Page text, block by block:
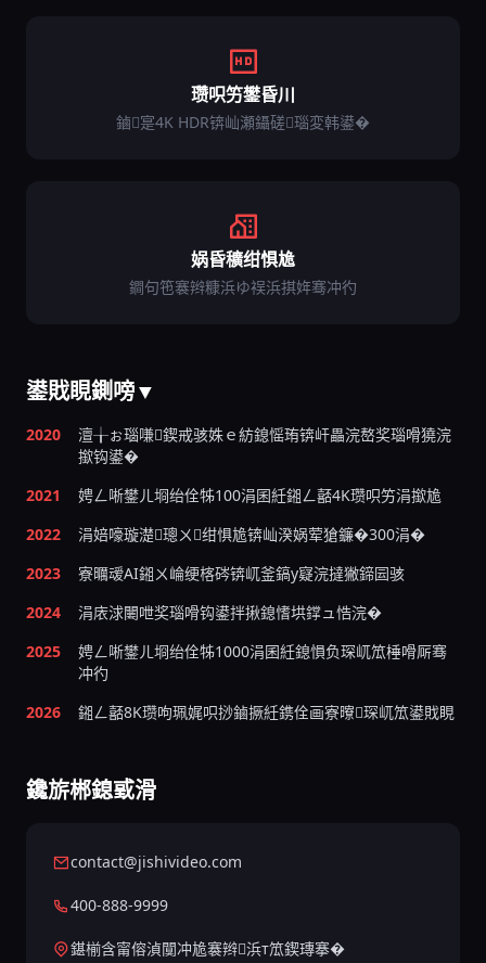
瓒呮竻鐢昏川
鏀寔4K HDR锛屾瀬鑷磋瑙変韩鍙�
娲昏穬绀惧尯
鐧句竾褰辫糠浜ゆ祦浜掑姩骞冲彴
鍙戝睍鍘嗙▼
2020
澶╁ぉ瑙嗛鍥戒骇姝ｅ紡鎴愮珛锛屽畾浣嶅奖瑙嗗獟浣
撳钩鍙�
2021
娉ㄥ唽鐢ㄦ埛绐佺牬100涓囷紝鎺ㄥ嚭4K瓒呮竻涓撳尯
2022
涓婄嚎璇濋璁ㄨ绀惧尯锛屾湀娲荤獊鐮�300涓�
2023
寮曞叆AI鎺ㄨ崘绠楁硶锛屼釜鎬у寲浣撻獙鍗囩骇
2024
涓庡浗闄呭奖瑙嗗钩鍙拌揪鎴愭垬鐣ュ悎浣�
2025
娉ㄥ唽鐢ㄦ埛绐佺牬1000涓囷紝鎴愪负琛屼笟棰嗗厛骞
冲彴
2026
鎺ㄥ嚭8K瓒呴珮娓呮挱鏀撅紝鎸佺画寮曢琛屼笟鍙戝睍
鑱旂郴鎴戜滑
contact@jishivideo.com
400-888-9999
鍖椾含甯傛湞闃冲尯褰辫浜т笟鍥瑼搴�